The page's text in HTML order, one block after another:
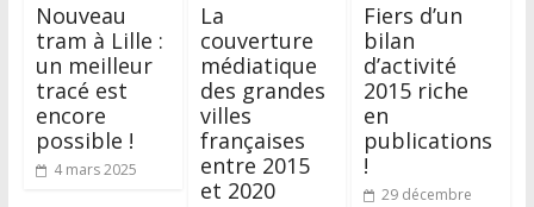
Nouveau
tram à Lille :
un meilleur
tracé est
encore
possible !
4 mars 2025
La
couverture
médiatique
des grandes
villes
françaises
entre 2015
et 2020
Fiers d’un
bilan
d’activité
2015 riche
en
publications
!
29 décembre